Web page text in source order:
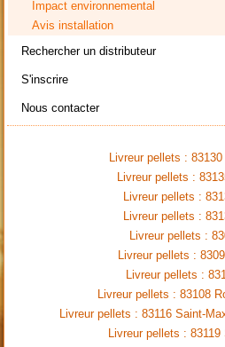
Impact environnemental
Avis installation
Rechercher un distributeur
S'inscrire
Nous contacter
Livreur pellets :
Livreur pellets :
Livreur pellets :
Livreur pellets :
Livreur pellets :
Livreur pellets :
Livreur pellets :
Livreur pellets : 83108
Livreur pellets : 83116 Saint-
Livreur pellets : 83119